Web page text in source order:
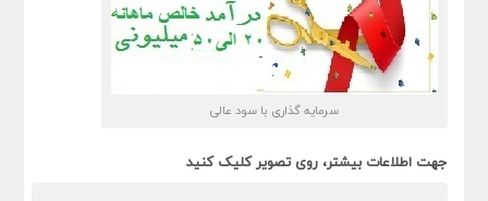
سرمایه گذاری با سود عالی
جهت اطلاعات بیشتر، روی تصویر کلیک کنید